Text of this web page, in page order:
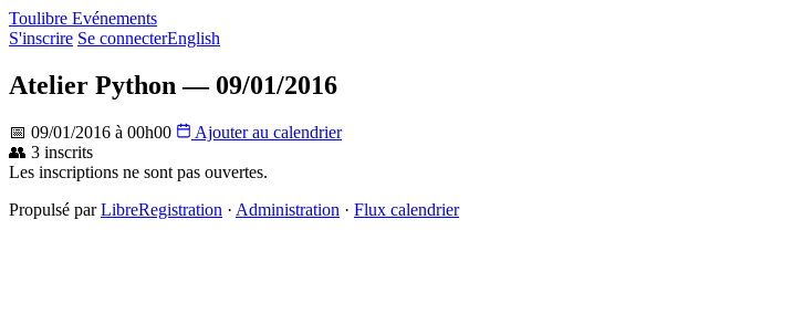
Toulibre Evénements
S'inscrire Se connecterEnglish
Atelier Python — 09/01/2016
📅 09/01/2016 à 00h00
Ajouter au calendrier
👥 3 inscrits
Les inscriptions ne sont pas ouvertes.
Propulsé parLibreRegistration · Administration · Flux calendrier